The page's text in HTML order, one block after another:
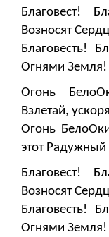
Благовест!
Возносят
Благовесть!
Огнями Земля!
Огонь
Взлетай,
Огонь
этот Радужный
Благовест!
Возносят
Благовесть!
Огнями Земля!